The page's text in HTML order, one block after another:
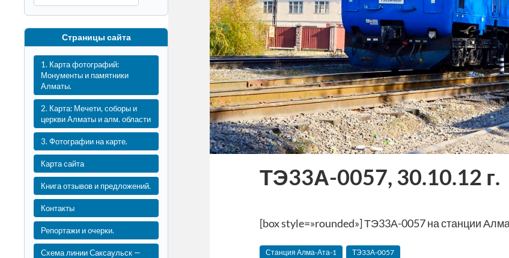
Страницы сайта
1. Карта фотографий:
Монументы и памятники
Алматы.
2. Карта: Мечети, соборы и
церкви Алматы и алм. области
3. Фотографии на карте.
Карта сайта
Книга отзывов и предложений.
Контакты
Репортажи и очерки.
Схема линии Саксаульск —
ТЭ33А-0057, 30.10.12 г.
[box style=»rounded»] ТЭ33А-0057 на станции
Станция Алма-Ата-1 ТЭ33А-0057